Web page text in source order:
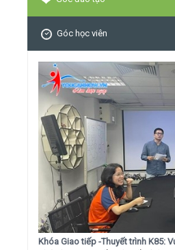
Góc học viên
Khóa Giao tiếp -Thuyết trình K85: